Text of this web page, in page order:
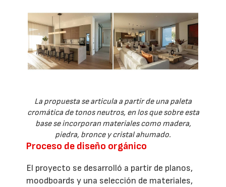
La propuesta se articula a partir de una paleta
cromática de tonos neutros, en los que sobre esta
base se incorporan materiales como madera,
piedra, bronce y cristal ahumado.
Proceso de diseño orgánico
El proyecto se desarrolló a partir de planos,
moodboards y una selección de materiales,